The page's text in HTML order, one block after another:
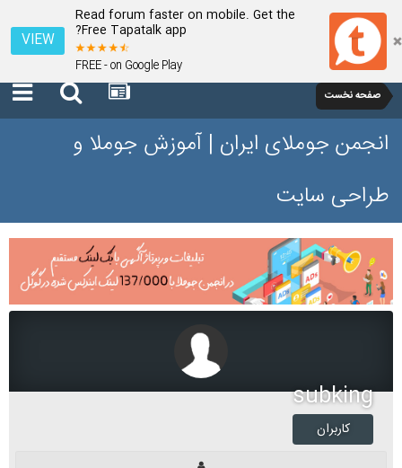
Read forum faster on mobile. Get the
Free Tapatalk app?
FREE - on Google Play
VIEW
صفحه نخست
انجمن جوملای ایران | آموزش جوملا و
طراحی سایت
subking
کاربران